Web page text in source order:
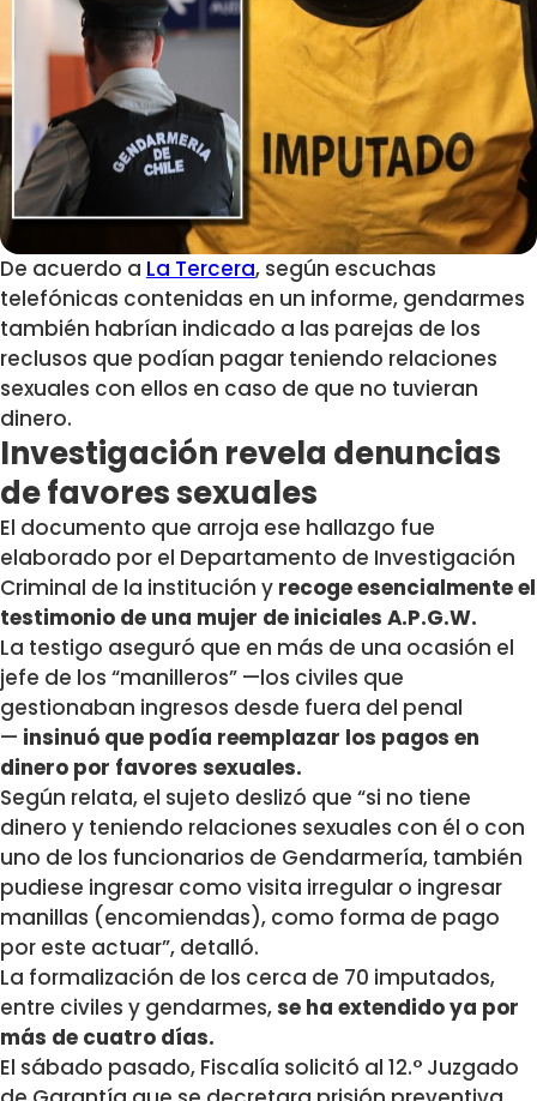
De acuerdo a La Tercera, según escuchas
telefónicas contenidas en un informe, gendarmes
también habrían indicado a las parejas de los
reclusos que podían pagar teniendo relaciones
sexuales con ellos en caso de que no tuvieran
dinero.
Investigación revela denuncias
de favores sexuales
El documento que arroja ese hallazgo fue
elaborado por el Departamento de Investigación
Criminal de la institución y recoge esencialmente el
testimonio de una mujer de iniciales A.P.G.W.
La testigo aseguró que en más de una ocasión el
jefe de los “manilleros” —los civiles que
gestionaban ingresos desde fuera del penal
— insinuó que podía reemplazar los pagos en
dinero por favores sexuales.
Según relata, el sujeto deslizó que “si no tiene
dinero y teniendo relaciones sexuales con él o con
uno de los funcionarios de Gendarmería, también
pudiese ingresar como visita irregular o ingresar
manillas (encomiendas), como forma de pago
por este actuar”, detalló.
La formalización de los cerca de 70 imputados,
entre civiles y gendarmes,se ha extendido ya por
más de cuatro días.
El sábado pasado, Fiscalía solicitó al 12.° Juzgado